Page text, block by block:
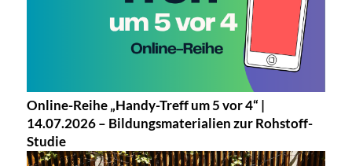
Online-Reihe „Handy-Treff um 5 vor 4“ |
14.07.2026 – Bildungsmaterialien zur Rohstoff-
Studie